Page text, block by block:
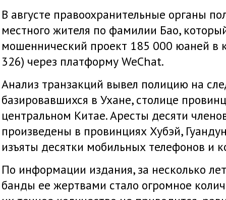
В августе правоохранительные органы
местного жителя по фамилии Бао,
мошеннический проект 185 000 юаней в
326) через платформу WeChat.
Анализ транзакций вывел полицию на
базировавшихся в Ухане, столице
центральном Китае. Аресты десяти
произведены в провинциях Хубэй,
изъяты десятки мобильных телефонов и
По информации издания, за несколько
банды ее жертвами стало огромное